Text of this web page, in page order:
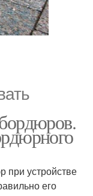
при устройстве
его